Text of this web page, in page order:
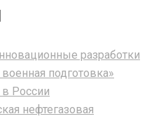
разработки
подготовка»
России
нефтегазовая